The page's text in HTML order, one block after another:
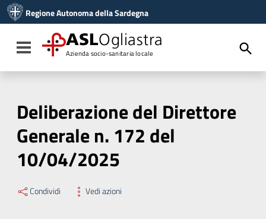
Vai al menu di navigazione
Vai al footer
Regione Autonoma della Sardegna
Toggle navigation
ASLOgliastra
Azienda socio-sanitaria locale
Deliberazione del Direttore
Generale n. 172 del
10/04/2025
Condividi Vedi azioni